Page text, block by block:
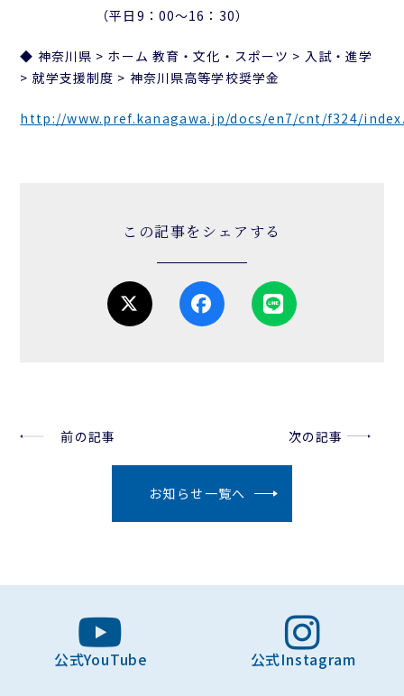
（平日9：00～16：30）
◆ 神奈川県 > ホーム 教育・文化・スポーツ > 入試・進学
> 就学支援制度 > 神奈川県高等学校奨学金
http://www.pref.kanagawa.jp/docs/en7/cnt/f324/
この記事をシェアする
前の記事
お知らせ一覧へ
次の記事
公式YouTube 公式Instagram